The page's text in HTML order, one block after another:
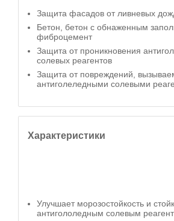
Защита фасадов от ливневых
Бетон, бетон с обнаженным
фиброцемент
Защита от проникновения
солевых реагентов
Защита от повреждений,
антиголеледными солевыми
Характеристики
Улучшает морозостойкость и
антигололедным солевым